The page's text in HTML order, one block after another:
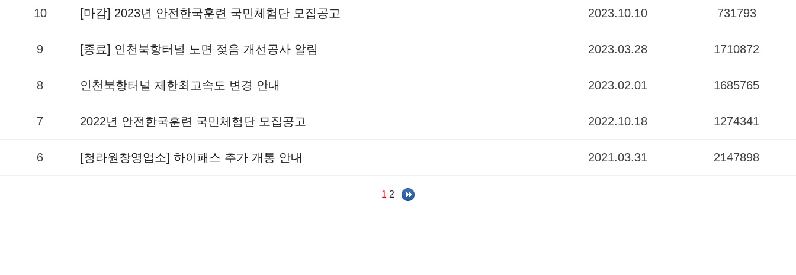
10 [마감] 2023년 안전한국훈련 국민체험단 모집공고 2023.10.10 731793
9 [종료] 인천북항터널 노면 젖음 개선공사 알림 2023.03.28 1710872
8 인천북항터널 제한최고속도 변경 안내 2023.02.01 1685765
7 2022년 안전한국훈련 국민체험단 모집공고 2022.10.18 1274341
6 [청라원창영업소] 하이패스 추가 개통 안내 2021.03.31 2147898
1 2